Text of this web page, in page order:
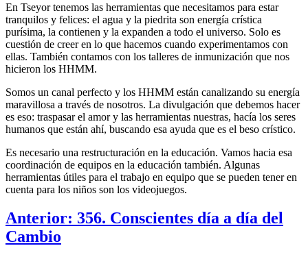
En Tseyor tenemos las herramientas que necesitamos para estar
tranquilos y felices: el agua y la piedrita son energía crística
purísima, la contienen y la expanden a todo el universo. Solo es
cuestión de creer en lo que hacemos cuando experimentamos con
ellas. También contamos con los talleres de inmunización que nos
hicieron los HHMM.
Somos un canal perfecto y los HHMM están canalizando su energía
maravillosa a través de nosotros. La divulgación que debemos hacer
es eso: traspasar el amor y las herramientas nuestras, hacía los seres
humanos que están ahí, buscando esa ayuda que es el beso crístico.
Es necesario una restructuración en la educación. Vamos hacia esa
coordinación de equipos en la educación también. Algunas
herramientas útiles para el trabajo en equipo que se pueden tener en
cuenta para los niños son los videojuegos.
Anterior: 356. Conscientes día a día del
Cambio